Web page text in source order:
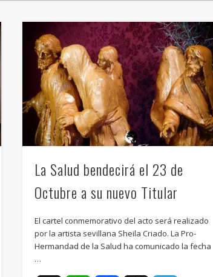
La Salud bendecirá el 23 de
Octubre a su nuevo Titular
El cartel conmemorativo del acto será realizado
por la artista sevillana Sheila Criado. La Pro-
Hermandad de la Salud ha comunicado la fecha
…